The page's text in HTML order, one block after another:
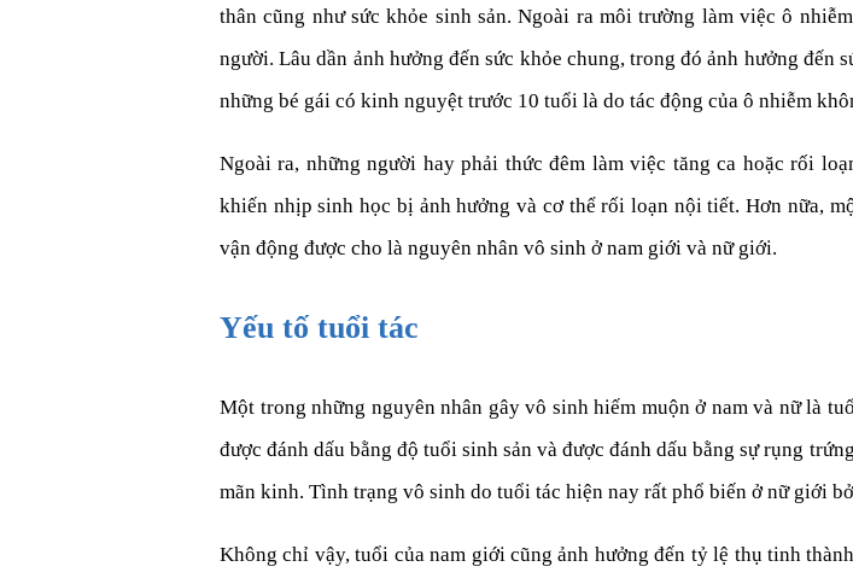
thân cũng như sức khỏe sinh sản. Ngoài ra môi trường làm việc ô
người. Lâu dần ảnh hưởng đến sức khỏe chung, trong đó ảnh hưởng đến
những bé gái có kinh nguyệt trước 10 tuổi là do tác động của ô nhiễm
Ngoài ra, những người hay phải thức đêm làm việc tăng ca hoặc rối
khiến nhịp sinh học bị ảnh hưởng và cơ thể rối loạn nội tiết. Hơn nữa,
vận động được cho là nguyên nhân vô sinh ở nam giới và nữ giới.
Yếu tố tuổi tác
Một trong những nguyên nhân gây vô sinh hiếm muộn ở nam và nữ là
được đánh dấu bằng độ tuổi sinh sản và được đánh dấu bằng sự rụng
mãn kinh. Tình trạng vô sinh do tuổi tác hiện nay rất phổ biến ở nữ giới
Không chỉ vậy, tuổi của nam giới cũng ảnh hưởng đến tỷ lệ thụ tinh